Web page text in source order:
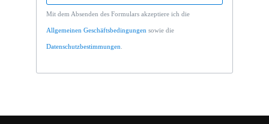
Mit dem Absenden des Formulars akzeptiere ich die
Allgemeinen Geschäftsbedingungen sowie die
Datenschutzbestimmungen